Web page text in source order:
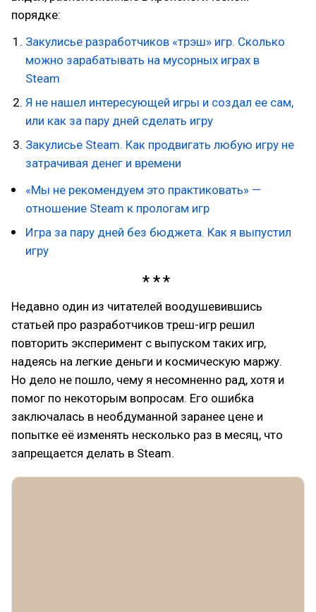
порядке:
Закулисье разработчиков «трэш» игр. Сколько
можно зарабатывать на мусорных играх в
Steam
Я не нашел интересующей игры и создал ее сам,
или как за пару дней сделать игру
Закулисье Steam. Как продвигать любую игру не
затрачивая денег и времени
«Мы не рекомендуем это практиковать» —
отношение Steam к прологам игр
Игра за пару дней без бюджета. Как я выпустил
игру
Недавно один из читателей воодушевившись
статьей про разработчиков треш-игр решил
повторить эксперимент с выпуском таких игр,
надеясь на легкие деньги и космическую маржу.
Но дело не пошло, чему я несомненно рад, хотя и
помог по некоторым вопросам. Его ошибка
заключалась в необдуманной заранее цене и
попытке её изменять несколько раз в месяц, что
запрещается делать в Steam.